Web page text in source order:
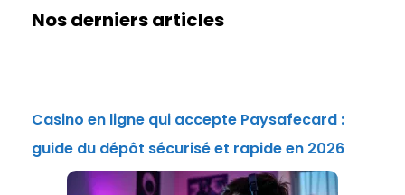
Nos derniers articles
Casino en ligne qui accepte Paysafecard :
guide du dépôt sécurisé et rapide en 2026